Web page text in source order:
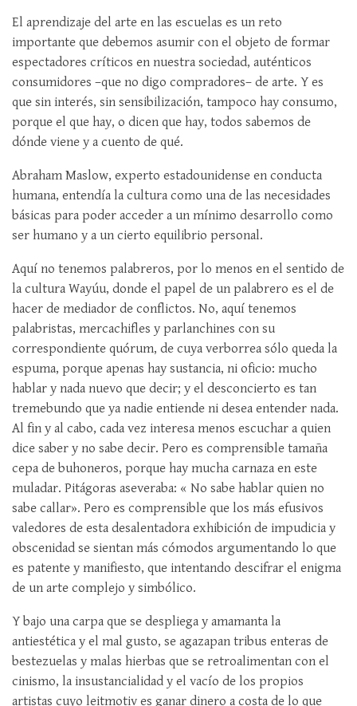
El aprendizaje del arte en las escuelas es un reto
importante que debemos asumir con el objeto de formar
espectadores críticos en nuestra sociedad, auténticos
consumidores –que no digo compradores– de arte. Y es
que sin interés, sin sensibilización, tampoco hay consumo,
porque el que hay, o dicen que hay, todos sabemos de
dónde viene y a cuento de qué.
Abraham Maslow, experto estadounidense en conducta
humana, entendía la cultura como una de las necesidades
básicas para poder acceder a un mínimo desarrollo como
ser humano y a un cierto equilibrio personal.
Aquí no tenemos palabreros, por lo menos en el sentido de
la cultura Wayúu, donde el papel de un palabrero es el de
hacer de mediador de conflictos. No, aquí tenemos
palabristas, mercachifles y parlanchines con su
correspondiente quórum, de cuya verborrea sólo queda la
espuma, porque apenas hay sustancia, ni oficio: mucho
hablar y nada nuevo que decir; y el desconcierto es tan
tremebundo que ya nadie entiende ni desea entender nada.
Al fin y al cabo, cada vez interesa menos escuchar a quien
dice saber y no sabe decir. Pero es comprensible tamaña
cepa de buhoneros, porque hay mucha carnaza en este
muladar. Pitágoras aseveraba: « No sabe hablar quien no
sabe callar». Pero es comprensible que los más efusivos
valedores de esta desalentadora exhibición de impudicia y
obscenidad se sientan más cómodos argumentando lo que
es patente y manifiesto, que intentando descifrar el enigma
de un arte complejo y simbólico.
Y bajo una carpa que se despliega y amamanta la
antiestética y el mal gusto, se agazapan tribus enteras de
bestezuelas y malas hierbas que se retroalimentan con el
cinismo, la insustancialidad y el vacío de los propios
artistas cuyo leitmotiv es ganar dinero a costa de lo que